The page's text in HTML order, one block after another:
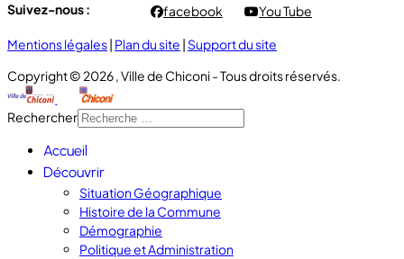
Suivez-nous : facebook You Tube
Mentions légales | Plan du site | Support du site
Copyright © 2026 , Ville de Chiconi - Tous droits réservés.
Rechercher
Accueil
Découvrir
Situation Géographique
Histoire de la Commune
Démographie
Politique et Administration